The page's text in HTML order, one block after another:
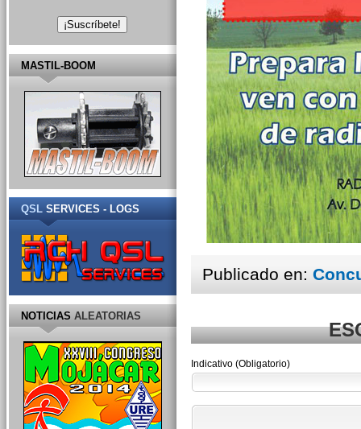
Publicado en:
Indicativo (Obligatorio)
MASTIL-BOOM
QSLSERVICES - LOGS
NOTICIASALEATORIAS